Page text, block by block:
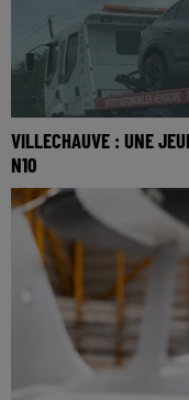
VILLECHAUVE : UNE
N10